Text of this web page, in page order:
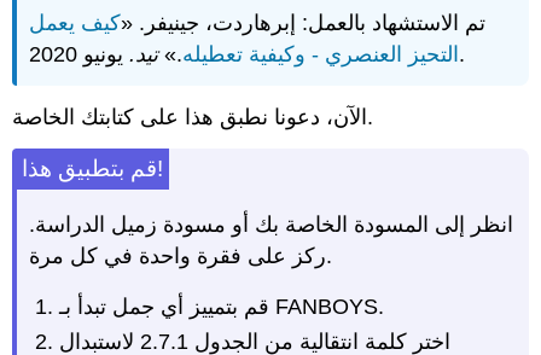
تم الاستشهاد بالعمل: إبرهاردت، جينيفر. «كيف يعمل
التحيز العنصري - وكيفية تعطيله.»تيد. يونيو 2020.
الآن، دعونا نطبق هذا على كتابتك الخاصة.
قم بتطبيق هذا!
انظر إلى المسودة الخاصة بك أو مسودة زميل الدراسة.
ركز على فقرة واحدة في كل مرة.
قم بتمييز أي جمل تبدأ بـ FANBOYS.
اختر كلمة انتقالية من الجدول 2.7.1 لاستبدال